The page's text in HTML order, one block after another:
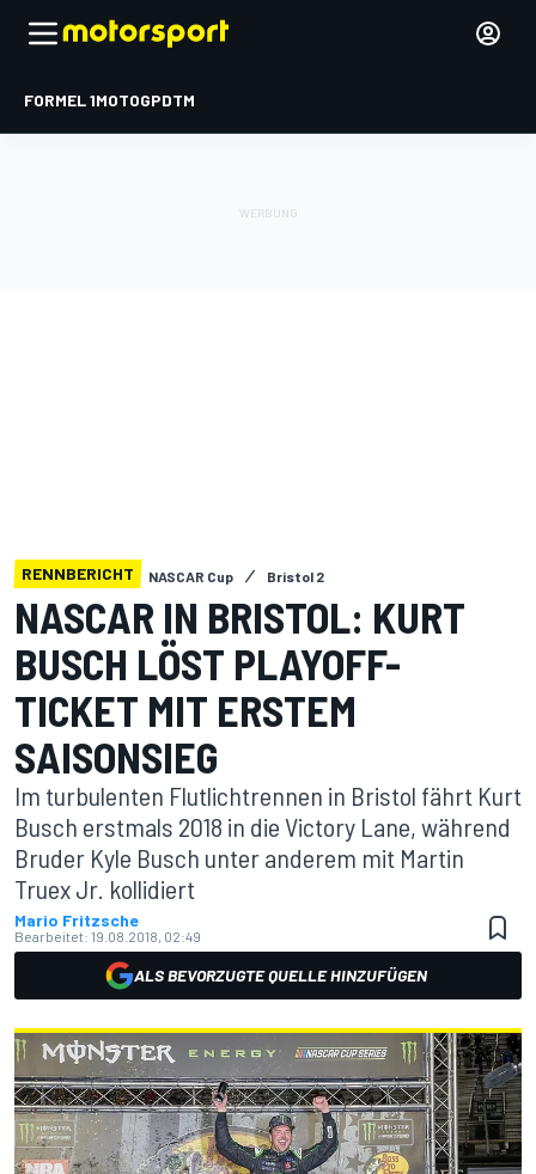
FORMEL 1MOTOGPDTM
RENNBERICHT NASCAR Cup Bristol 2
NASCAR IN BRISTOL: KURT
BUSCH LÖST PLAYOFF-
TICKET MIT ERSTEM
SAISONSIEG
Im turbulenten Flutlichtrennen in Bristol fährt Kurt
Busch erstmals 2018 in die Victory Lane, während
Bruder Kyle Busch unter anderem mit Martin
Truex Jr. kollidiert
Mario Fritzsche
Bearbeitet: 19.08.2018, 02:49
ALS BEVORZUGTE QUELLE HINZUFÜGEN